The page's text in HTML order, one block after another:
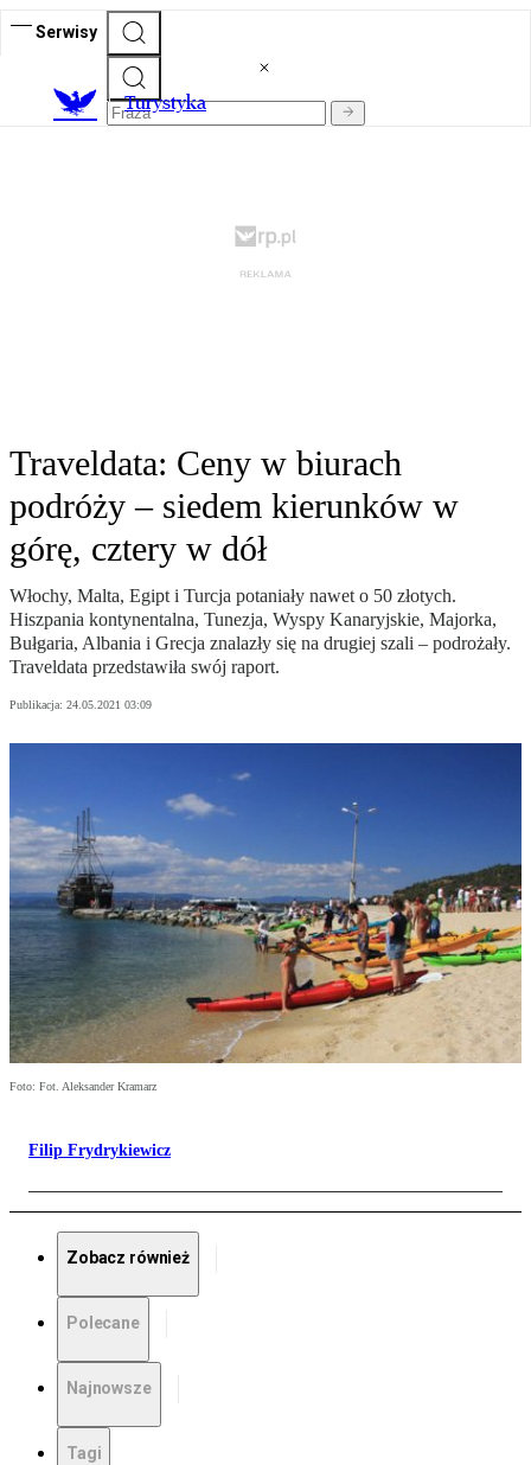
Serwisy
Turystyka
Traveldata: Ceny w biurach
podróży – siedem kierunków w
górę, cztery w dół
Włochy, Malta, Egipt i Turcja potaniały nawet o 50 złotych.
Hiszpania kontynentalna, Tunezja, Wyspy Kanaryjskie, Majorka,
Bułgaria, Albania i Grecja znalazły się na drugiej szali – podrożały.
Traveldata przedstawiła swój raport.
Publikacja: 24.05.2021 03:09
Foto: Fot. Aleksander Kramarz
Filip Frydrykiewicz
Zobacz również
Polecane
Najnowsze
Tagi